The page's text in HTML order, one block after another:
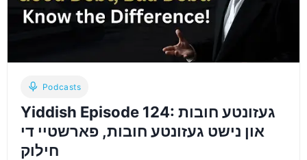
CONFIDENCE
&
CONTROL
YOUR
SUCCESS!
Podcasts
Yiddish Episode 124: געזונטע חובות
און נישט געזונטע חובות, פארשטיי די
חילוק